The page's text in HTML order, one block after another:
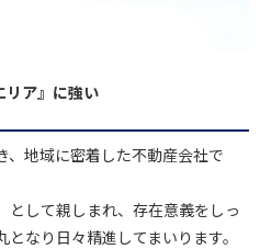
リア』に強い
、地域に密着した不動産会社で
して親しまれ、存在意義をしっ
なり日々精進してまいります。